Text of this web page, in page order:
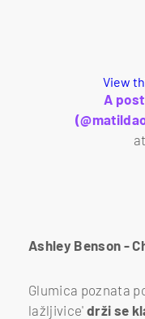
View
A
Ashley Benson -
Glumica poznata
lažljivice' drži se